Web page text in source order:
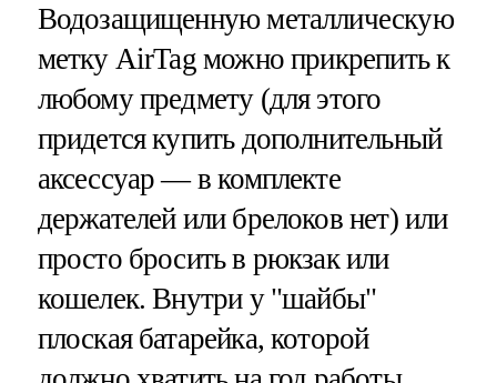
Водозащищенную металлическую
метку AirTag можно прикрепить к
любому предмету (для этого
придется купить дополнительный
аксессуар — в комплекте
держателей или брелоков нет) или
просто бросить в рюкзак или
кошелек. Внутри у "шайбы"
плоская батарейка, которой